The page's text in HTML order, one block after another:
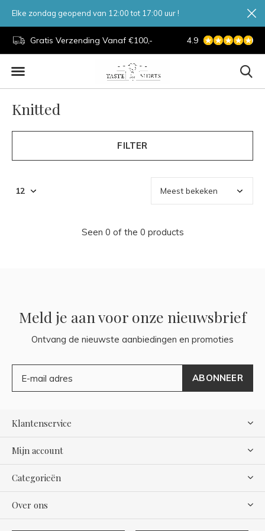
Gratis Verzending Vanaf €100,- 7 Dagen Per
4.9
Elke zondag geopend van 12:00 tot 17:00 uur !
Knitted
FILTER
Seen 0 of the 0 products
Meld je aan voor onze nieuwsbrief
Ontvang de nieuwste aanbiedingen en promoties
ABONNEER
Klantenservice
Mijn account
Categorieën
Over ons